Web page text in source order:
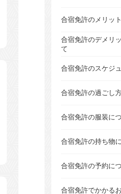
合宿免許のメリッ
合宿免許のデメリ
て
合宿免許のスケジ
合宿免許の過ごし
合宿免許の服装に
合宿免許の持ち物
合宿免許の予約に
合宿免許でかかる